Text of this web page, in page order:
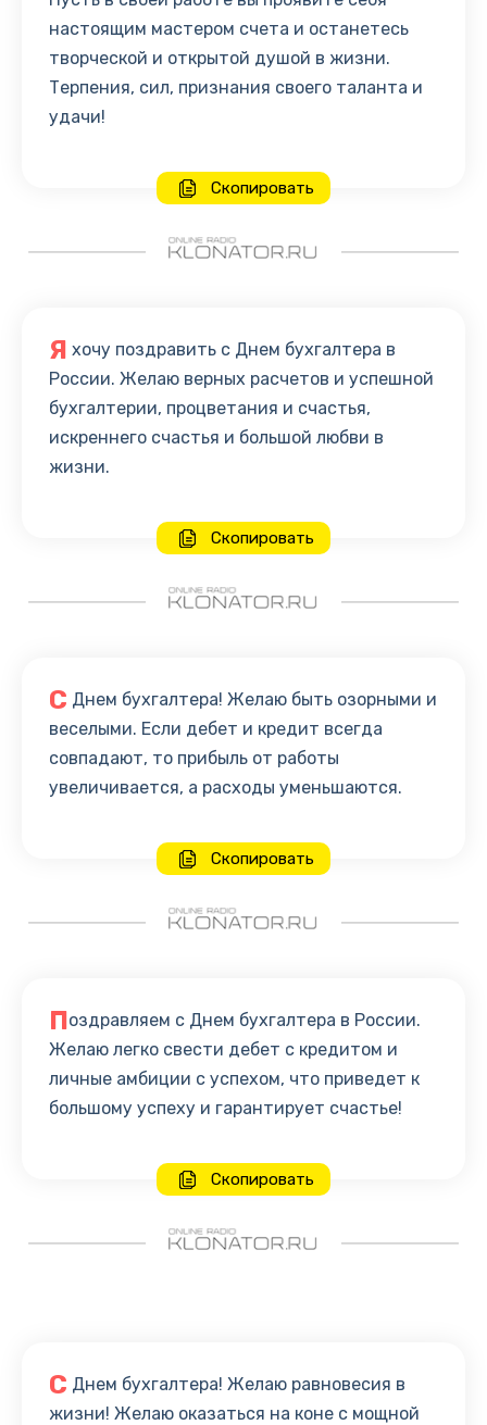
настоящим мастером счета и останетесь
творческой и открытой душой в жизни.
Терпения, сил, признания своего таланта и
удачи!
Скопировать
Я хочу поздравить с Днем бухгалтера в
России. Желаю верных расчетов и успешной
бухгалтерии, процветания и счастья,
искреннего счастья и большой любви в
жизни.
Скопировать
С Днем бухгалтера! Желаю быть озорными и
веселыми. Если дебет и кредит всегда
совпадают, то прибыль от работы
увеличивается, а расходы уменьшаются.
Скопировать
Поздравляем с Днем бухгалтера в России.
Желаю легко свести дебет с кредитом и
личные амбиции с успехом, что приведет к
большому успеху и гарантирует счастье!
Скопировать
С Днем бухгалтера! Желаю равновесия в
жизни! Желаю оказаться на коне с мощной